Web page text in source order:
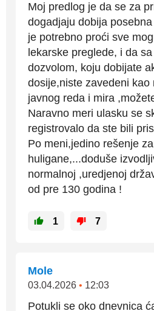
Moj predlog je da se za
dogadjaju dobija
je potrebno proći sve
lekarske preglede, i da
dozvolom, koju dobijate
dosije,niste zavedeni kao
javnog reda i mira
Naravno meri ulasku se
registrovalo da ste bili
Po meni,jedino rešenje
huligane,...doduše
normalnoj ,uredjenoj
od pre 130 godina !
1 7
Mole
03.04.2026 • 12:03
Potukli se oko dnevnica